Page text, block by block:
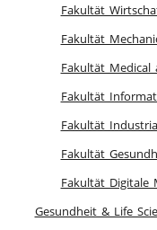
Fakultät
Fakultät
Fakultät Medical
Fakultät
Fakultät
Fakultät
Fakultät Digitale
Gesundheit & Life